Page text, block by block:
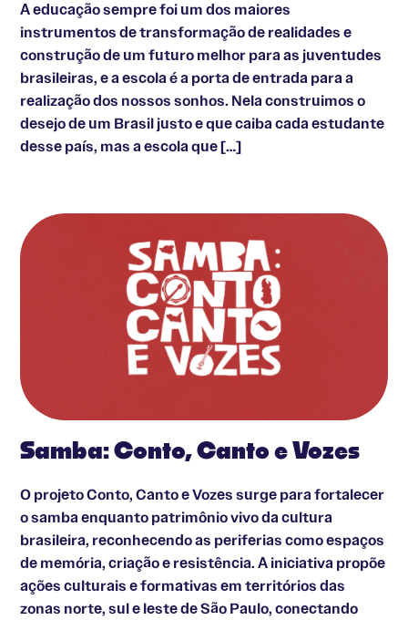
A educação sempre foi um dos maiores
instrumentos de transformação de realidades e
construção de um futuro melhor para as juventudes
brasileiras, e a escola é a porta de entrada para a
realização dos nossos sonhos. Nela construimos o
desejo de um Brasil justo e que caiba cada estudante
desse país, mas a escola que […]
Samba: Conto, Canto e Vozes
O projeto Conto, Canto e Vozes surge para fortalecer
o samba enquanto patrimônio vivo da cultura
brasileira, reconhecendo as periferias como espaços
de memória, criação e resistência. A iniciativa propõe
ações culturais e formativas em territórios das
zonas norte, sul e leste de São Paulo, conectando